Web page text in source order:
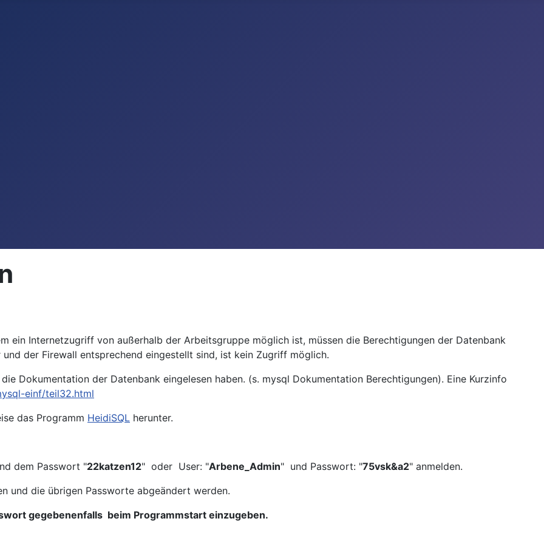
ein Internetzugriff von außerhalb der Arbeitsgruppe möglich ist, müssen die Berechtigungen der Datenbank
der Firewall entsprechend eingestellt sind, ist kein Zugriff möglich.
Dokumentation der Datenbank eingelesen haben. (s. mysql Dokumentation Berechtigungen). Eine Kurzinfo
einf/teil32.html
das Programm HeidiSQL herunter.
dem Passwort "22katzen12" oder User: "Arbene_Admin" und Passwort: "75vsk&a2" anmelden.
und die übrigen Passworte abgeändert werden.
gegebenenfalls beim Programmstart einzugeben.